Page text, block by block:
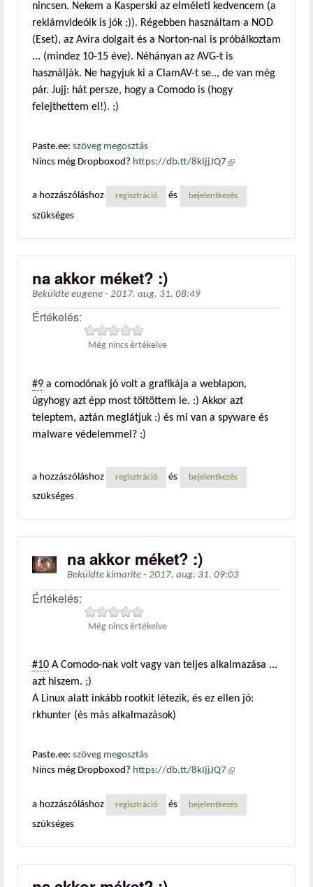
nincsen. Nekem a Kasperski az elméleti kedvencem (a
reklámvideóik is jók ;)). Régebben használtam a NOD
(Eset), az Avira dolgait és a Norton-nal is próbálkoztam
... (mindez 10-15 éve). Néhányan az AVG-t is
használják. Ne hagyjuk ki a ClamAV-t se.., de van még
pár. Jujj: hát persze, hogy a Comodo is (hogy
felejthettem el!). ;)
Paste.ee: szöveg megosztás
Nincs még Dropboxod? https://db.tt/8kIjjJQ7 (külső
a hozzászóláshoz
regisztráció és bejelentkezés
szükséges
na akkor méket? :)
Beküldte eugene - 2017. aug. 31. 08:49
Értékelés:
Még nincs értékelve
#9 a comodónak jó volt a grafikája a weblapon,
úgyhogy azt épp most töltöttem le. :) Akkor azt
teleptem, aztán meglátjuk :) és mi van a spyware és
malware védelemmel? :)
a hozzászóláshoz regisztráció és bejelentkezés
szükséges
na akkor méket? :)
Beküldte kimarite - 2017. aug. 31. 09:03
Értékelés:
Még nincs értékelve
#10 A Comodo-nak volt vagy van teljes alkalmazása ...
azt hiszem. ;)
A Linux alatt inkább rootkit létezik, és ez ellen jó:
rkhunter (és más alkalmazások)
Paste.ee: szöveg megosztás
Nincs még Dropboxod? https://db.tt/8kIjjJQ7 (külső
a hozzászóláshoz
regisztráció és bejelentkezés
szükséges